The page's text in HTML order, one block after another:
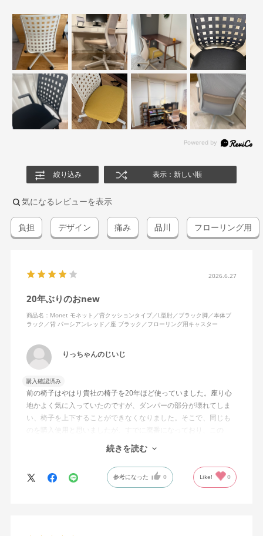
絞り込み 表示：新しい順
気になるレビューを表示
負担 デザイン 痛み 品川 フローリング用
2026.6.27
20年ぶりのおnew
商品名：Monet モネット／背クッションタイプ／L型肘／ブラック脚／本体ブ
ラック／背 パーシアンレッド／座 ブラック／フローリング用キャスター
りっちゃんのじいじ
購入確認済み
前の椅子はやはり貴社の椅子を20年ほど使っていました。座り心
地かよく気に入っていたのですが、ダンパーの部分が壊れてしま
い、椅子を上下することができなくなりました。そこで、同じも
のを購入使用と思いましたが、すでに廃番になっており、この
MonEtを購入しました。やや固めの椅子ですが、使っているうち
になじんでくるのではと思っています。フローリング床で使って
いますが、ややキャスターがよく動きすぎるのが難点でしょう
か。
続きを読む
参考になった 0 Like! 0